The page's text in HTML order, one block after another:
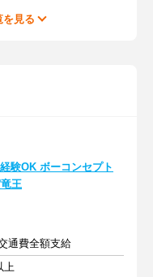
を見る
験OK ボーコンセプト
王
通費全額支給
上